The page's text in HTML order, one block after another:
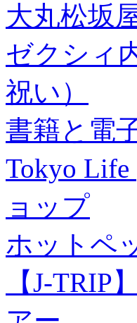
大丸松坂
ゼクシィ
祝い）
書籍と電
Tokyo
ョップ
ホットペ
【J-